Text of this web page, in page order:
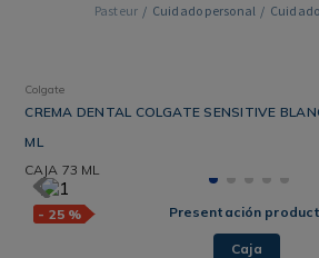
Cuidado personal
Colgate
CREMA DENTAL COLGATE SENSITIVE
ML
CAJA 73 ML
- 25 % Presentación
Caja